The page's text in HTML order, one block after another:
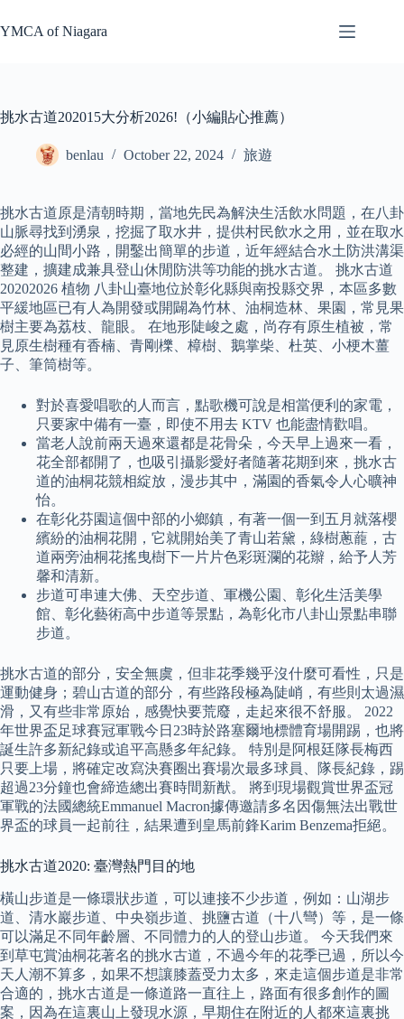
to
content
YMCA of Niagara
挑水古道202015大分析2026!（小編貼心推薦）
benlau October 22, 2024 旅遊
挑水古道原是清朝時期，當地先民為解決生活飲水問題，在八卦
山脈尋找到湧泉，挖掘了取水井，提供村民飲水之用，並在取水
必經的山間小路，開鑿出簡單的步道，近年經結合水土防洪溝渠
整建，擴建成兼具登山休閒防洪等功能的挑水古道。 挑水古道
20202026 植物 八卦山臺地位於彰化縣與南投縣交界，本區多數
平緩地區已有人為開發或開闢為竹林、油桐造林、果園，常見果
樹主要為荔枝、龍眼。 在地形陡峻之處，尚存有原生植被，常
見原生樹種有香楠、青剛櫟、樟樹、鵝掌柴、杜英、小梗木薑
子、筆筒樹等。
對於喜愛唱歌的人而言，點歌機可說是相當便利的家電，
只要家中備有一臺，即使不用去 KTV 也能盡情歡唱。
當老人說前兩天過來還都是花骨朵，今天早上過來一看，
花全部都開了，也吸引攝影愛好者隨著花期到來，挑水古
道的油桐花競相綻放，漫步其中，滿園的香氣令人心曠神
怡。
在彰化芬園這個中部的小鄉鎮，有著一個一到五月就落櫻
繽紛的油桐花開，它就開始美了青山若黛，綠樹蔥蘢，古
道兩旁油桐花搖曳樹下一片片色彩斑瀾的花辮，給予人芳
馨和清新。
步道可串連大佛、天空步道、軍機公園、彰化生活美學
館、彰化藝術高中步道等景點，為彰化市八卦山景點串聯
步道。
挑水古道的部分，安全無虞，但非花季幾乎沒什麼可看性，只是
運動健身；碧山古道的部分，有些路段極為陡峭，有些則太過濕
滑，又有些非常原始，感覺快要荒廢，走起來很不舒服。 2022
年世界盃足球賽冠軍戰今日23時於路塞爾地標體育場開踢，也將
誕生許多新紀錄或追平高懸多年紀錄。 特別是阿根廷隊長梅西
只要上場，將確定改寫決賽圈出賽場次最多球員、隊長紀錄，踢
超過23分鐘也會締造總出賽時間新猷。 將到現場觀賞世界盃冠
軍戰的法國總統Emmanuel Macron據傳邀請多名因傷無法出戰世
界盃的球員一起前往，結果遭到皇馬前鋒Karim Benzema拒絕。
挑水古道2020: 臺灣熱門目的地
橫山步道是一條環狀步道，可以連接不少步道，例如：山湖步
道、清水巖步道、中央嶺步道、挑鹽古道（十八彎）等，是一條
可以滿足不同年齡層、不同體力的人的登山步道。 今天我們來
到草屯賞油桐花著名的挑水古道，不過今年的花季已過，所以今
天人潮不算多，如果不想讓膝蓋受力太多，來走這個步道是非常
合適的，挑水古道是一條道路一直往上，路面有很多創作的圖
案，因為在這裏山上發現水源，早期住在附近的人都來這裏挑